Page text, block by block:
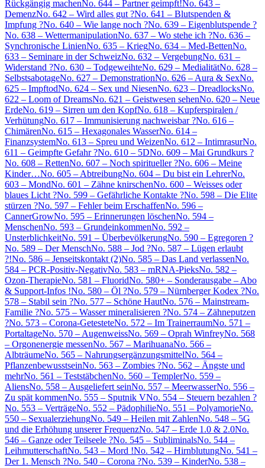
Rückgängig machenNo. 644 – Partner geimpft!No. 643 –
DemenzNo. 642 – Wird alles gut ?No. 641 – Blutspenden &
Impfung ?No. 640 – Wie lange noch ?No. 639 – Eigenblutspende ?
No. 638 – WettermanipulationNo. 637 – Wo stehe ich ?No. 636 –
Synchronische LinienNo. 635 – KriegNo. 634 – Med-BettenNo.
633 – Seminare in der SchweizNo. 632 – VergebungNo. 631 –
Widerstand ?No. 630 – TodgeweihteNo. 629 – MedialitätNo. 628 –
SelbstsabotageNo. 627 – DemonstrationNo. 626 – Aura & SexNo.
625 – ImpftodNo. 624 – Sex und NiesenNo. 623 – DreadlocksNo.
622 – Loom of DreamsNo. 621 – Geistwesen sehenNo. 620 – Neue
ErdeNo. 619 – Sirren um den KopfNo. 618 – Kupferspiralen /
VerhütungNo. 617 – Immunisierung nachweisbar ?No. 616 –
ChimärenNo. 615 – Hexagonales WasserNo. 614 –
FinanzsystemNo. 613 – Spreu und WeizenNo. 612 – IntimrasurNo.
611 – Geimpfte Gefahr ?No. 610 – 5DNo. 609 – Mai Grundkurs ?
No. 608 – RettenNo. 607 – Noch spiritueller ?No. 606 – Meine
Kinder…No. 605 – AbtreibungNo. 604 – Du bist ein LehrerNo.
603 – MondNo. 601 – Zähne knirschenNo. 600 – Weisses oder
blaues Licht ?No. 599 – Gefährliche Kontakte ?No. 598 – Die Elite
stürzen ?No. 597 – Fehler beim ErschaffenNo. 596 –
CannerGrowNo. 595 – Erinnerungen löschenNo. 594 –
MenschenNo. 593 – GrundeinkommenNo. 592 –
UnsterblichkeitNo. 591 – ÜberbevölkerungNo. 590 – Egregoren ?
No. 589 – Der MenschNo. 588 – Jod ?No. 587 – Lügen erlaubt
?!No. 586 – Jenseitskontakt (2)No. 585 – Das Land verlassenNo.
584 – PCR-Positiv-NegativNo. 583 – mRNA-PieksNo. 582 –
Ozon-TherapieNo. 581 – FluoridNo. 580+ – Sonderausgabe – Abo
& Support-Infos !No. 580 – Öl ?No. 579 – Nürnberger Kodex ?No.
578 – Stabil sein ?No. 577 – Schöne HautNo. 576 – Mainstream-
Familie ?No. 575 – Wasser mineralisieren ?No. 574 – Zähneputzen
?No. 573 – Corona-GetesteteNo. 572 – Im TrainerraumNo. 571 –
PortaltageNo. 570 – AugenweissNo. 569 – Oprah WinfreyNo. 568
– Orgonenergie messenNo. 567 – MarihuanaNo. 566 –
AlbträumeNo. 565 – NahrungsergänzungsmittelNo. 564 –
PflanzenbewusstseinNo. 563 – Zombies ?No. 562 – Ängste und
mehrNo. 561 – TeststäbchenNo. 560 – TemplerNo. 559 –
AliensNo. 558 – Ausgeliefert seinNo. 557 – MeerwasserNo. 556 –
Zu spät kommenNo. 555 – Sputnik VNo. 554 – Steuern bezahlen ?
No. 553 – VerträgeNo. 552 – PädophilieNo. 551 – PolyamorieNo.
550 – SexualerziehungNo. 549 – Heilen mit ZahlenNo. 548 – 5G
und die Erhöhung unserer FrequenzNo. 547 – Erde 1.0 & 2.0No.
546 – Ganze oder Teilseele ?No. 545 – SubliminalsNo. 544 –
LeihmutterschaftNo. 543 – Mord !No. 542 – HirnblutungNo. 541 –
Der 1. Mensch ?No. 540 – Corona ?No. 539 – KinderNo. 538 –